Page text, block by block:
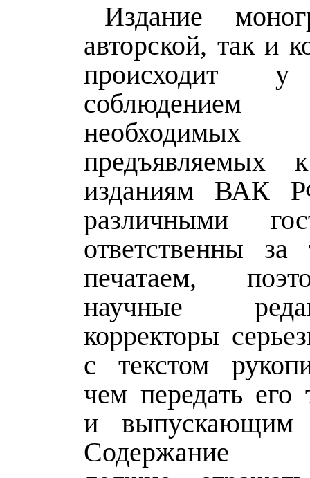
Издание
авторской, так и
необходимых
предъявляемых
изданиям ВАК
различными
ответственны
печатаем,
научные
корректоры
с текстом
чем передать его
и выпускающим
Содержание